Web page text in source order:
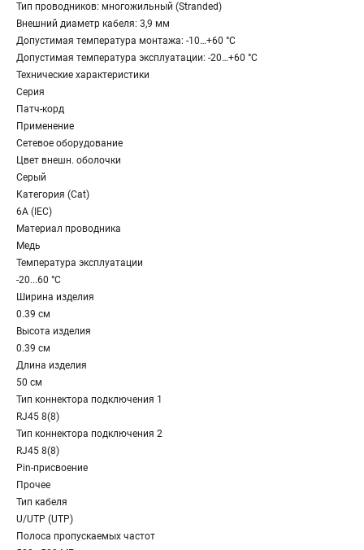
Тип проводников: многожильный (Stranded)
Внешний диаметр кабеля: 3,9 мм
Допустимая температура монтажа: -10…+60 °С
Допустимая температура эксплуатации: -20…+60 °С
Технические характеристики
Серия
Патч-корд
Применение
Сетевое оборудование
Цвет внешн. оболочки
Серый
Категория (Cat)
6A (IEC)
Материал проводника
Медь
Температура эксплуатации
-20...60 °C
Ширина изделия
0.39 см
Высота изделия
0.39 см
Длина изделия
50 см
Тип коннектора подключения 1
RJ45 8(8)
Тип коннектора подключения 2
RJ45 8(8)
Pin-присвоение
Прочее
Тип кабеля
U/UTP (UTP)
Полоса пропускаемых частот